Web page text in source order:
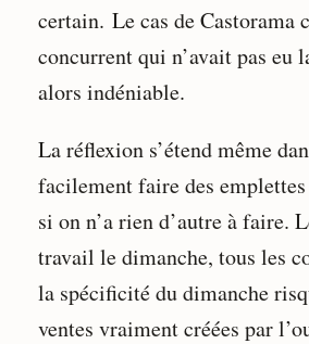
certain. Le cas de Castorama
concurrent qui n’avait pas eu
alors indéniable.
La réflexion s’étend même
facilement faire des
si on n’a rien d’autre à
travail le dimanche, tous les
la spécificité du dimanche
ventes vraiment créées par